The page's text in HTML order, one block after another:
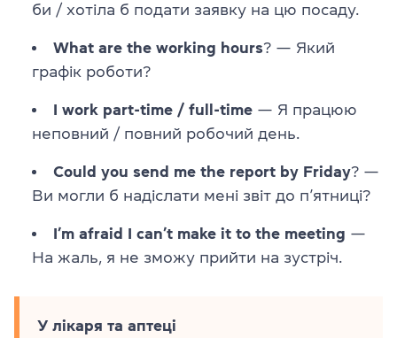
би / хотіла б подати заявку на цю посаду.
What are the working hours? — Який
графік роботи?
I work part-time / full-time — Я працюю
неповний / повний робочий день.
Could you send me the report by Friday? —
Ви могли б надіслати мені звіт до п’ятниці?
I’m afraid I can’t make it to the meeting —
На жаль, я не зможу прийти на зустріч.
У лікаря та аптеці